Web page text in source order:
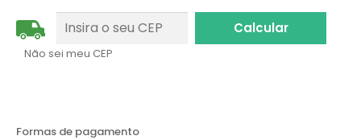
Não sei meu CEP
Formas de pagamento